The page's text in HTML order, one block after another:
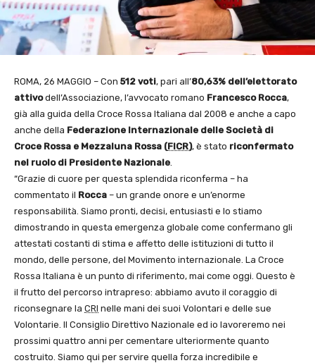
ROMA, 26 MAGGIO – Con 512 voti, pari all’80,63% dell’elettorato
attivodell’Associazione, l’avvocato romano Francesco Rocca,
già alla guida della Croce Rossa Italiana dal 2008 e anche a capo
anche della Federazione Internazionale delle Società di
Croce Rossa e Mezzaluna Rossa (FICR), è stato riconfermato
nel ruolo di Presidente Nazionale.
“Grazie di cuore per questa splendida riconferma – ha
commentato il Rocca – un grande onore e un’enorme
responsabilità. Siamo pronti, decisi, entusiasti e lo stiamo
dimostrando in questa emergenza globale come confermano gli
attestati costanti di stima e affetto delle istituzioni di tutto il
mondo, delle persone, del Movimento internazionale. La Croce
Rossa Italiana è un punto di riferimento, mai come oggi. Questo è
il frutto del percorso intrapreso: abbiamo avuto il coraggio di
riconsegnare la CRI nelle mani dei suoi Volontari e delle sue
Volontarie. Il Consiglio Direttivo Nazionale ed io lavoreremo nei
prossimi quattro anni per cementare ulteriormente quanto
costruito. Siamo qui per servire quella forza incredibile e